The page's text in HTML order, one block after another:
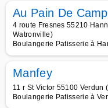
Au Pain De
4 route Fresnes 55210
Watronville)
Boulangerie Patisserie à
Manfey
11 r St Victor 55100 Verdun
Boulangerie Patisserie à